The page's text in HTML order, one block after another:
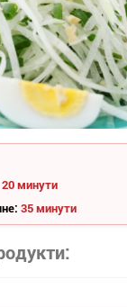
20 минути
35 минути